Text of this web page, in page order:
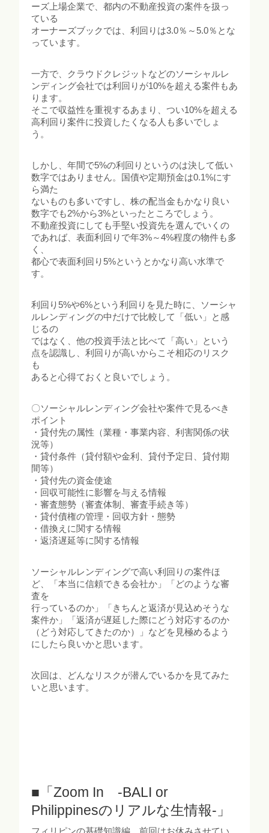
ーズ上場企業で、都内の不動産投資の案件を扱っ
ている
オーナーズブックでは、利回りは3.0％～5.0％とな
っています。
一方で、クラウドクレジットなどのソーシャルレ
ンディング会社では利回りが10%を超える案件もあ
ります。
そこで収益性を重視するあまり、つい10%を超える
高利回り案件に投資したくなる人も多いでしょ
う。
しかし、年間で5%の利回りというのは決して低い
数字ではありません。国債や定期預金は0.1%にす
ら満た
ないものも多いですし、株の配当金もかなり良い
数字でも2%から3%といったところでしょう。
不動産投資にしても手堅い投資先を選んでいくの
であれば、表面利回りで年3%～4%程度の物件も多
く、
都心で表面利回り5%というとかなり高い水準で
す。
利回り5%や6%という利回りを見た時に、ソーシャ
ルレンディングの中だけで比較して「低い」と感
じるの
ではなく、他の投資手法と比べて「高い」という
点を認識し、利回りが高いからこそ相応のリスク
も
あると心得ておくと良いでしょう。
〇ソーシャルレンディング会社や案件で見るべき
ポイント
・貸付先の属性（業種・事業内容、利害関係の状
況等）
・貸付条件（貸付額や金利、貸付予定日、貸付期
間等）
・貸付先の資金使途
・回収可能性に影響を与える情報
・審査態勢（審査体制、審査手続き等）
・貸付債権の管理・回収方針・態勢
・借換えに関する情報
・返済遅延等に関する情報
ソーシャルレンディングで高い利回りの案件ほ
ど、「本当に信頼できる会社か」「どのような審
査を
行っているのか」「きちんと返済が見込めそうな
案件か」「返済が遅延した際にどう対応するのか
（どう対応してきたのか）」などを見極めるよう
にしたら良いかと思います。
次回は、どんなリスクが潜んでいるかを見てみた
いと思います。
■「Zoom In -BALI or
Philippinesのリアルな生情報-」
フィリピンの基礎知識編、前回はお休みさせてい